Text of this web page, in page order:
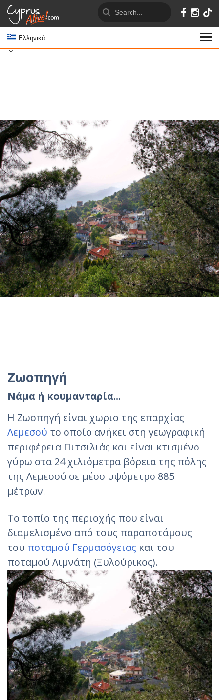
Ελληνικά
Ζωοπηγή
Νάμα ή κουμανταρία...
Η Ζωοπηγή είναι χωριο της επαρχίας
Λεμεσού το οποίο ανήκει στη γεωγραφική
περιφέρεια Πιτσιλιάς και είναι κτισμένο
γύρω στα 24 χιλιόμετρα βόρεια της πόλης
της Λεμεσού σε μέσο υψόμετρο 885
μέτρων.
Το τοπίο της περιοχής που είναι
διαμελισμένο από τους παραποτάμους
του ποταμού Γερμασόγειας και του
ποταμού Λιμνάτη (Ξυλούρικος).